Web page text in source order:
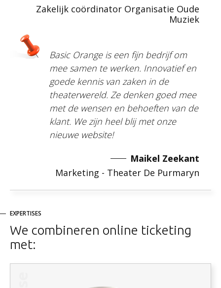
Zakelijk coördinator Organisatie Oude
Muziek
Basic Orange is een fijn bedrijf om
mee samen te werken. Innovatief en
goede kennis van zaken in de
theaterwereld. Ze denken goed mee
met de wensen en behoeften van de
klant. We zijn heel blij met onze
nieuwe website!
Maikel Zeekant
Marketing - Theater De Purmaryn
EXPERTISES
We combineren online ticketing
met: